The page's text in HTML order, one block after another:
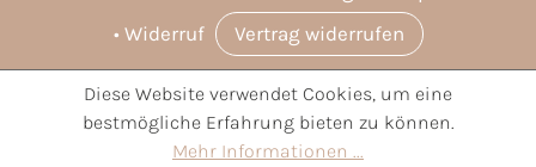
Widerruf
Vertrag widerrufen
* Alle Preise inkl. gesetzl. Mehrwertsteuer zzgl.Versandkosten
und ggf. Nachnahmegebühren, wenn nicht anders angegeben.
Diese Website verwendet Cookies, um eine
bestmögliche Erfahrung bieten zu können.
Mehr Informationen ...